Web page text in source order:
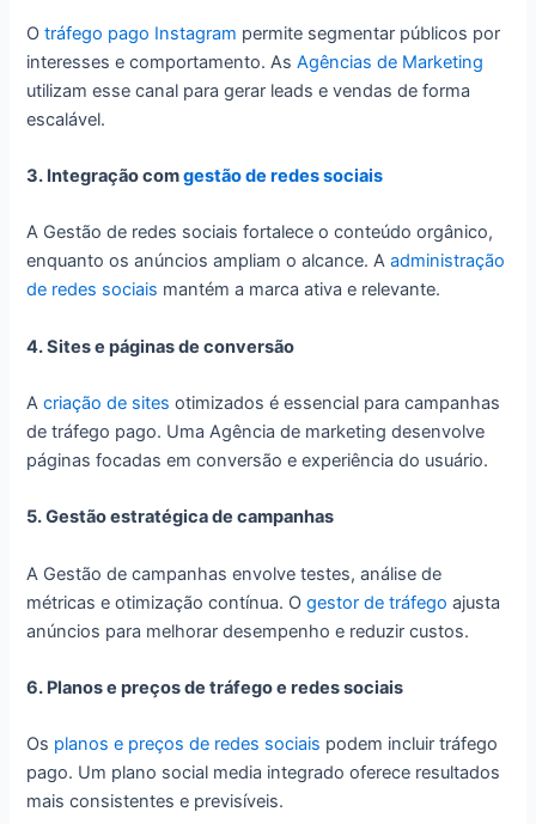
Otráfego pago Instagram permite segmentar públicos por
interesses e comportamento. AsAgências de Marketing
utilizam esse canal para gerar leads e vendas de forma
escalável.
3. Integração comgestão de redes sociais
A Gestão de redes sociais fortalece o conteúdo orgânico,
enquanto os anúncios ampliam o alcance. Aadministração
de redes sociais mantém a marca ativa e relevante.
4. Sites e páginas de conversão
Acriação de sitesotimizados é essencial para campanhas
de tráfego pago. Uma Agência de marketing desenvolve
páginas focadas em conversão e experiência do usuário.
5. Gestão estratégica de campanhas
A Gestão de campanhas envolve testes, análise de
métricas e otimização contínua. Ogestor de tráfego ajusta
anúncios para melhorar desempenho e reduzir custos.
6. Planos e preços de tráfego e redes sociais
Os planos e preços de redes sociais podem incluir tráfego
pago. Um plano social media integrado oferece resultados
mais consistentes e previsíveis.